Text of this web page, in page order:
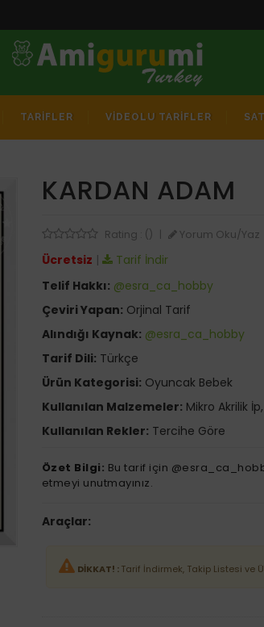
TARİFLER VİDEOLU TARİFLER
KARDAN ADAM
Rating : () Yorum Oku/Yaz
Ücretsiz |
Tarif İndir
Telif Hakkı: @esra_ca_hobby
Çeviri Yapan: Orjinal Tarif
Alındığı Kaynak: @esra_ca_hobby
Tarif Dili: Türkçe
Ürün Kategorisi: Oyuncak Bebek
Kullanılan Malzemeler: Mikro Akrilik
Kullanılan Rekler: Tercihe Göre
Özet Bilgi: Bu tarif için
etmeyi unutmayınız.
Araçlar:
DİKKAT! :Tarif İndirmek, Takip Listesi ve